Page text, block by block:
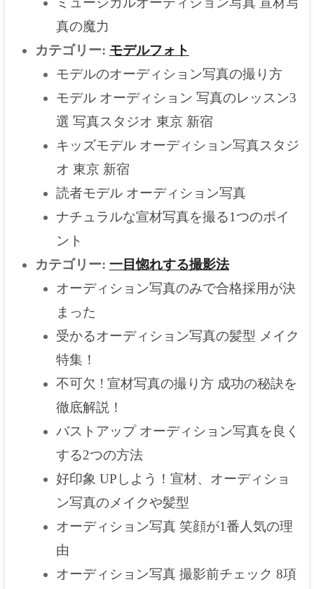
真の魔力
カテゴリー: モデルフォト
モデルのオーディション写真の撮り方
モデル オーディション 写真のレッスン3
選 写真スタジオ 東京 新宿
キッズモデル オーディション写真スタジ
オ 東京 新宿
読者モデル オーディション写真
ナチュラルな宣材写真を撮る1つのポイ
ント
カテゴリー: 一目惚れする撮影法
オーディション写真のみで合格採用が決
まった
受かるオーディション写真の髪型 メイク
特集！
不可欠 ! 宣材写真の撮り方 成功の秘訣を
徹底解説！
バストアップ オーディション写真を良く
する2つの方法
好印象 UPしよう！宣材、オーディショ
ン写真のメイクや髪型
オーディション写真 笑顔が1番人気の理
由
オーディション写真 撮影前チェック 8項